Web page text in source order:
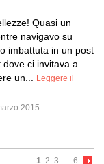
Quasi un
navigavo su
imbattuta in un post
ci invitava a
un...
Leggere il
2015
1 2 3 ... 6